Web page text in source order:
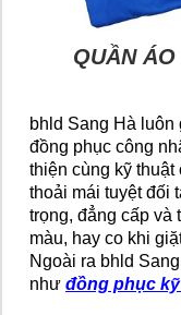
QUẦN
bhld Sang Hà
đồng phục công
thiện cùng kỹ
thoải mái tuyệt đối
trọng, đẳng cấp và
màu, hay co khi
Ngoài ra bhld
như đồng phục